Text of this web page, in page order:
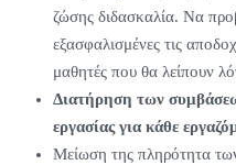
ζώσης διδασκαλία. Να
εξασφαλισμένες τις
μαθητές που θα λείπουν
Διατήρηση των
εργασίας για κάθε
Μείωση της πληρότητα